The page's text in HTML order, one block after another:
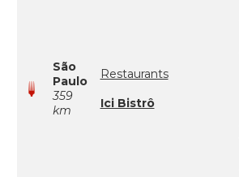
São
Paulo
359
km
Restaurants
Ici Bistrô